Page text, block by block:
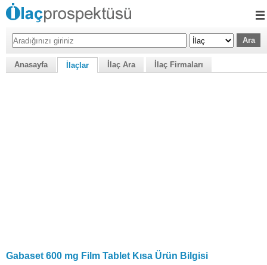
Anasayfa İlaçlar İlaç Ara İlaç Firmaları
Gabaset 600 mg Film Tablet Kısa Ürün Bilgisi